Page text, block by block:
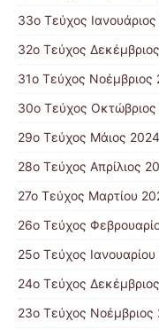
33ο Τεύχος
32ο Τεύχος
31ο Τεύχος Νοέμβριος
30ο Τεύχος
29ο Τεύχος Μάιος 2024
28ο Τεύχος Απρίλιος
27ο Τεύχος Μαρτίου
26ο Τεύχος
25ο Τεύχος
24ο Τεύχος
23ο Τεύχος Νοέμβριος